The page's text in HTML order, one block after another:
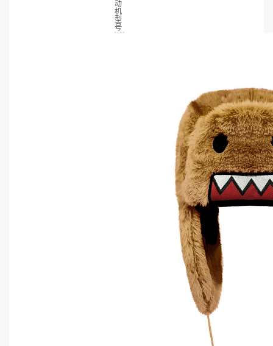
动
机
型
号